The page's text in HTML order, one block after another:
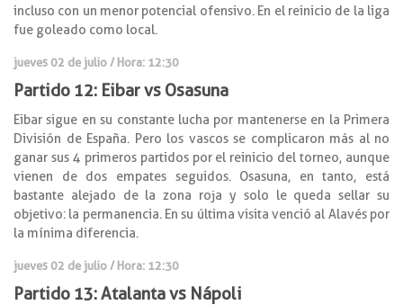
incluso con un menor potencial ofensivo. En el reinicio de la liga
fue goleado como local.
jueves 02 de julio / Hora: 12:30
Partido 12: Eibar vs Osasuna
Eibar sigue en su constante lucha por mantenerse en la Primera
División de España. Pero los vascos se complicaron más al no
ganar sus 4 primeros partidos por el reinicio del torneo, aunque
vienen de dos empates seguidos. Osasuna, en tanto, está
bastante alejado de la zona roja y solo le queda sellar su
objetivo: la permanencia. En su última visita venció al Alavés por
la mínima diferencia.
jueves 02 de julio / Hora: 12:30
Partido 13: Atalanta vs Nápoli